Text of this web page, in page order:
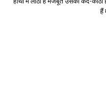
हैं